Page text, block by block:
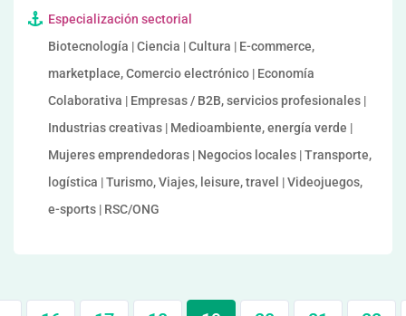
Especialización sectorial
Biotecnología | Ciencia | Cultura | E-commerce,
marketplace, Comercio electrónico | Economía
Colaborativa | Empresas / B2B, servicios profesionales |
Industrias creativas | Medioambiente, energía verde |
Mujeres emprendedoras | Negocios locales | Transporte,
logística | Turismo, Viajes, leisure, travel | Videojuegos,
e-sports | RSC/ONG